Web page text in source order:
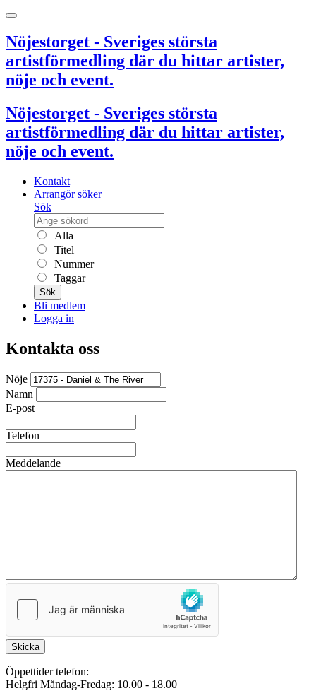
Nöjestorget - Sveriges största
artistförmedling där du hittar artister,
nöje och event.
Nöjestorget - Sveriges största
artistförmedling där du hittar artister,
nöje och event.
Kontakt
Arrangör söker
Sök
Alla
Titel
Nummer
Taggar
Sök
Bli medlem
Logga in
Kontakta oss
Nöje
Namn
E-post
Telefon
Meddelande
Skicka
Öppettider telefon:
Helgfri Måndag-Fredag: 10.00 - 18.00